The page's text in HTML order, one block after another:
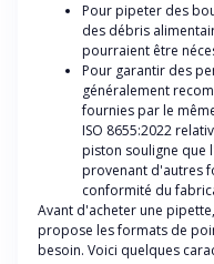
Pour pipeter des
des débris
pourraient être
Pour garantir des
généralement
fournies par le
ISO 8655:2022
piston souligne que
provenant d'autres
conformité du
Avant d'acheter une
propose les formats de
besoin. Voici quelques